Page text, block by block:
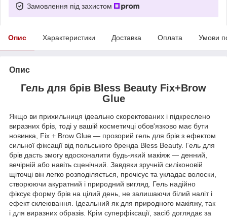
Замовлення під захистом
Опис Характеристики Доставка Оплата Умови
Опис
Гель для брів Bless Beauty Fix+Brow
Glue
Якщо ви прихильниця ідеально скоректованих і підкреслено
виразних брів, тоді у вашій косметичці обов'язково має бути
новинка, Fix + Brow Glue — прозорий гель для брів з ефектом
сильної фіксації від польського бренда Bless Beauty. Гель для
брів дасть змогу вдосконалити будь-який макіяж — денний,
вечірній або навіть сценічний. Завдяки зручній силіконовій
щіточці він легко розподіляється, прочісує та укладає волоски,
створюючи акуратний і природний вигляд. Гель надійно
фіксує форму брів на цілий день, не залишаючи білий наліт і
ефект склеювання. Ідеальний як для природного макіяжу, так
і для виразних образів. Крім суперфіксації, засіб доглядає за